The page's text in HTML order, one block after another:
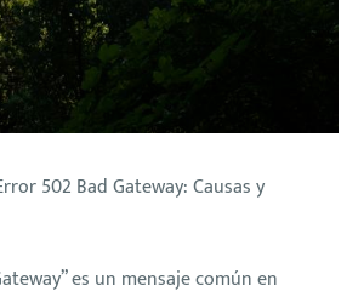
502 Bad Gateway: Causas y
es un mensaje común en